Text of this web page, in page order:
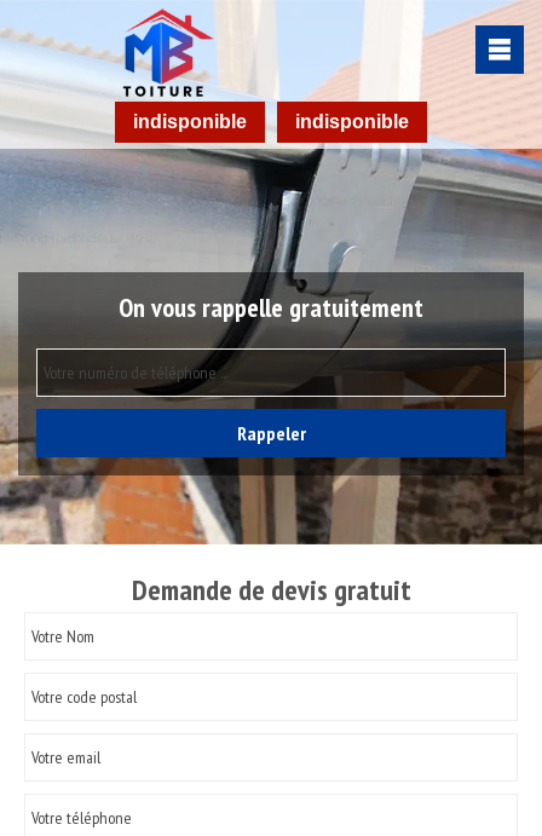
indisponible indisponible
On vous rappelle gratuitement
Demande de devis gratuit